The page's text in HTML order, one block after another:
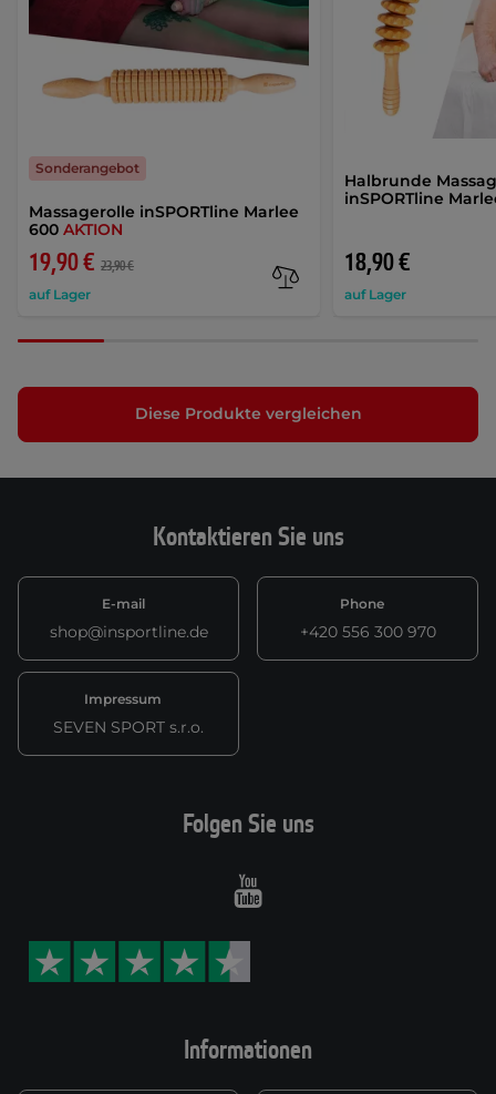
Massagerolle inSPORTline Marlee
600 AKTION
19,90 € 23,90 €
auf Lager
Sonderangebot
Halbrunde
inSPORTline
18,90 €
auf Lager
Diese Produkte vergleichen
Kontaktieren Sie uns
E-mail
shop@insportline.de
Phone
+420 556 300 970
Impressum
SEVEN SPORT s.r.o.
Informationen
Folgen Sie uns
Youtube